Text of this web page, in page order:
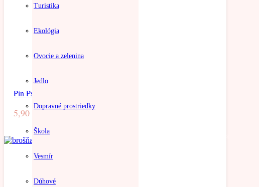
Turistika
Ekológia
Ovocie a zelenina
Jedlo
Dopravné prostriedky
Škola
Vesmír
Dúhové
Pin Psychológia – Motýľ
5,90 €